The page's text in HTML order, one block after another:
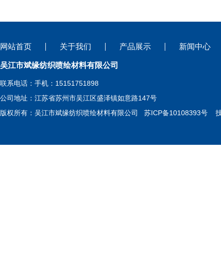
网站首页 关于我们 产品展示 新闻中心
吴江市斌缘纺织喷绘材料有限公司
联系电话：手机：15151751898
公司地址：江苏省苏州市吴江区盛泽镇如意路147号
版权所有：吴江市斌缘纺织喷绘材料有限公司 苏ICP备10108393号 技